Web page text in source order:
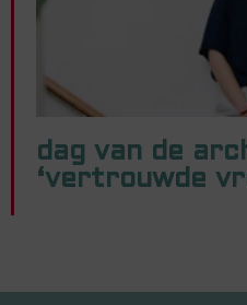
dag van de
‘vertrouwde